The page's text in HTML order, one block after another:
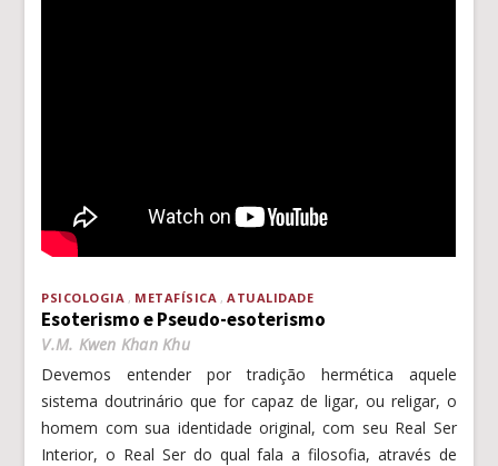
PSICOLOGIA METAFÍSICA ATUALIDADE
Esoterismo e Pseudo-esoterismo
V.M. Kwen Khan Khu
Devemos entender por tradição hermética aquele
sistema doutrinário que for capaz de ligar, ou religar, o
homem com sua identidade original, com seu Real Ser
Interior, o Real Ser do qual fala a filosofia, através de